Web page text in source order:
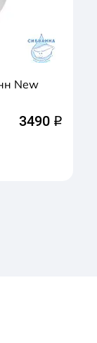
New
3490 q